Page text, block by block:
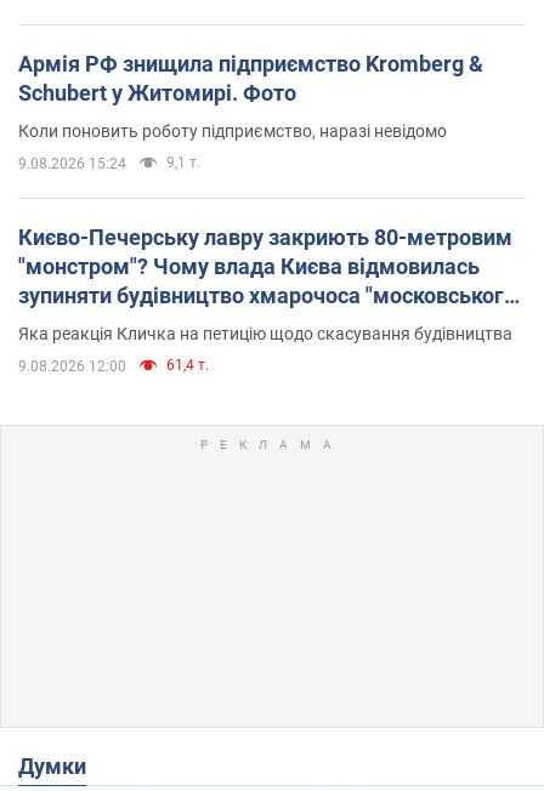
Армія РФ знищила підприємство Kromberg &
Schubert у Житомирі. Фото
Коли поновить роботу підприємство, наразі невідомо
9.08.2026 15:24 9,1 т.
Києво-Печерську лавру закриють 80-метровим
"монстром"? Чому влада Києва відмовилась
зупиняти будівництво хмарочоса "московського
вірянина"
Яка реакція Кличка на петицію щодо скасування будівництва
9.08.2026 12:00 61,4 т.
Думки